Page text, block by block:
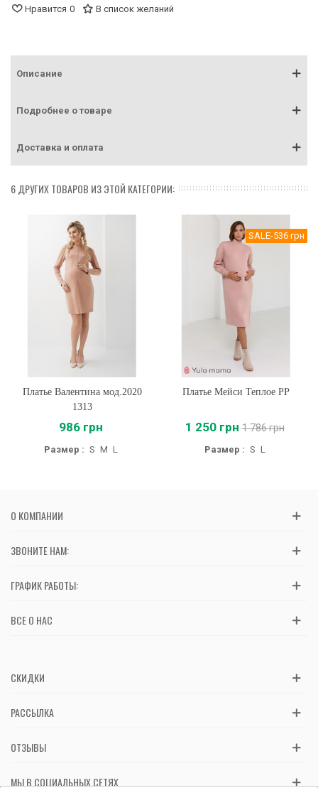
Нравится 0 В список желаний
Описание
Подробнее о товаре
Доставка и оплата
6 ДРУГИХ ТОВАРОВ ИЗ ЭТОЙ КАТЕГОРИИ:
Платье Валентина мод.2020
1313
986 грн
Размер : S M L
SALE-536 грн
Платье Мейси Теплое PP
1 250 грн 1 786 грн
Размер : S L
О КОМПАНИИ
ЗВОНИТЕ НАМ:
ГРАФИК РАБОТЫ:
ВСЕ О НАС
СКИДКИ
РАССЫЛКА
ОТЗЫВЫ
МЫ В СОЦИАЛЬНЫХ СЕТЯХ